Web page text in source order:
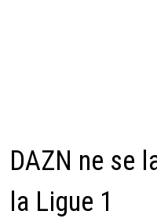
DAZN ne se
la Ligue 1